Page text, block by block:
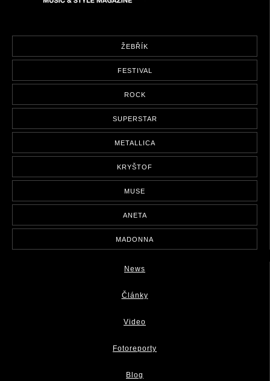
ŽEBŘÍK
FESTIVAL
ROCK
SUPERSTAR
METALLICA
KRYŠTOF
MUSE
ANETA
MADONNA
News
Články
Video
Fotoreporty
Blog